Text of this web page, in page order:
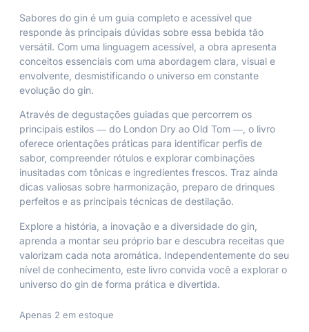
Sabores do gin é um guia completo e acessível que
responde às principais dúvidas sobre essa bebida tão
versátil. Com uma linguagem acessível, a obra apresenta
conceitos essenciais com uma abordagem clara, visual e
envolvente, desmistificando o universo em constante
evolução do gin.
Através de degustações guiadas que percorrem os
principais estilos ― do London Dry ao Old Tom ―, o livro
oferece orientações práticas para identificar perfis de
sabor, compreender rótulos e explorar combinações
inusitadas com tônicas e ingredientes frescos. Traz ainda
dicas valiosas sobre harmonização, preparo de drinques
perfeitos e as principais técnicas de destilação.
Explore a história, a inovação e a diversidade do gin,
aprenda a montar seu próprio bar e descubra receitas que
valorizam cada nota aromática. Independentemente do seu
nível de conhecimento, este livro convida você a explorar o
universo do gin de forma prática e divertida.
Apenas 2 em estoque